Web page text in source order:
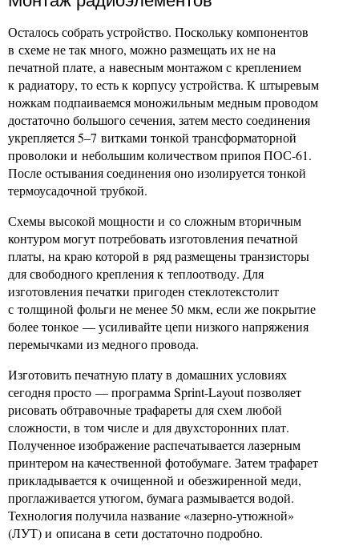
Осталось собрать устройство. Поскольку компонентов
в схеме не так много, можно размещать их не на
печатной плате, а навесным монтажом с креплением
к радиатору, то есть к корпусу устройства. К штыревым
ножкам подпаиваемся моножильным медным проводом
достаточно большого сечения, затем место соединения
укрепляется 5–7 витками тонкой трансформаторной
проволоки и небольшим количеством припоя ПОС-61.
После остывания соединения оно изолируется тонкой
термоусадочной трубкой.
Схемы высокой мощности и со сложным вторичным
контуром могут потребовать изготовления печатной
платы, на краю которой в ряд размещены транзисторы
для свободного крепления к теплоотводу. Для
изготовления печатки пригоден стеклотекстолит
с толщиной фольги не менее 50 мкм, если же покрытие
более тонкое — усиливайте цепи низкого напряжения
перемычками из медного провода.
Изготовить печатную плату в домашних условиях
сегодня просто — программа Sprint-Layout позволяет
рисовать обтравочные трафареты для схем любой
сложности, в том числе и для двухсторонних плат.
Полученное изображение распечатывается лазерным
принтером на качественной фотобумаге. Затем трафарет
прикладывается к очищенной и обезжиренной меди,
проглаживается утюгом, бумага размывается водой.
Технология получила название «лазерно-утюжной»
(ЛУТ) и описана в сети достаточно подробно.